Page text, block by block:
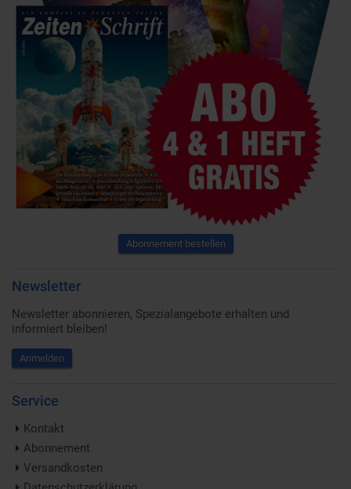
Abonnement bestellen
Newsletter
Newsletter abonnieren, Spezialangebote erhalten und
informiert bleiben!
Anmelden
Service
Kontakt
Abonnement
Versandkosten